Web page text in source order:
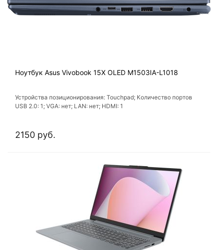
Ноутбук Asus Vivobook 15X OLED M1503IA-L1018
Устройства позиционирования: Touchpad; Количество портов
USB 2.0: 1; VGA: нет; LAN: нет; HDMI: 1
2150 руб.